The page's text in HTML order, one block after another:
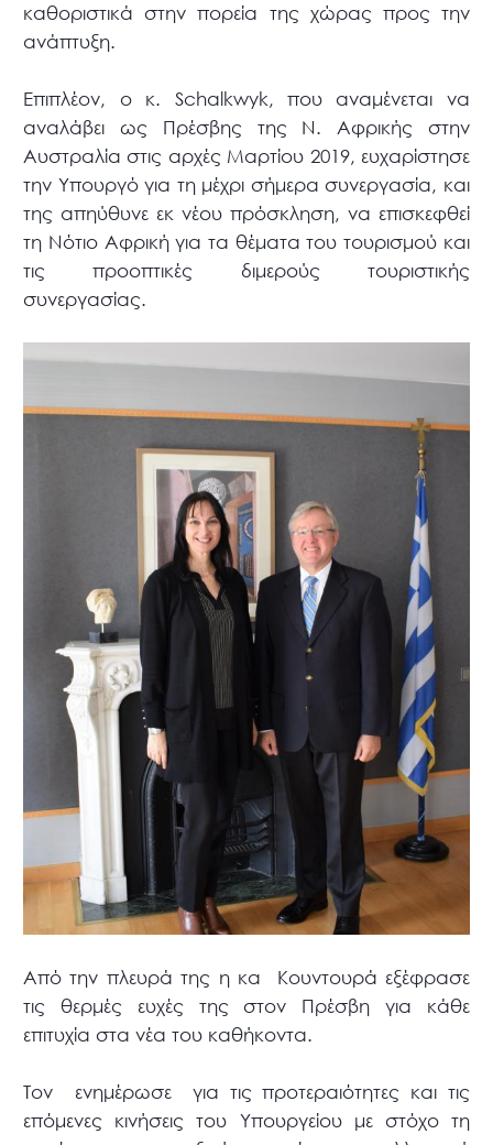
καθοριστικά στην πορεία της χώρας προς την
ανάπτυξη.
Επιπλέον, ο κ. Schalkwyk, που αναμένεται να
αναλάβει ως Πρέσβης της Ν. Αφρικής στην
Αυστραλία στις αρχές Μαρτίου 2019, ευχαρίστησε
την Υπουργό για τη μέχρι σήμερα συνεργασία, και
της απηύθυνε εκ νέου πρόσκληση, να επισκεφθεί
τη Νότιο Αφρική για τα θέματα του τουρισμού και
τις προοπτικές διμερούς τουριστικής
συνεργασίας.
Από την πλευρά της η κα Κουντουρά εξέφρασε
τις θερμές ευχές της στον Πρέσβη για κάθε
επιτυχία στα νέα του καθήκοντα.
Τον ενημέρωσε για τις προτεραιότητες και τις
επόμενες κινήσεις του Υπουργείου με στόχο τη